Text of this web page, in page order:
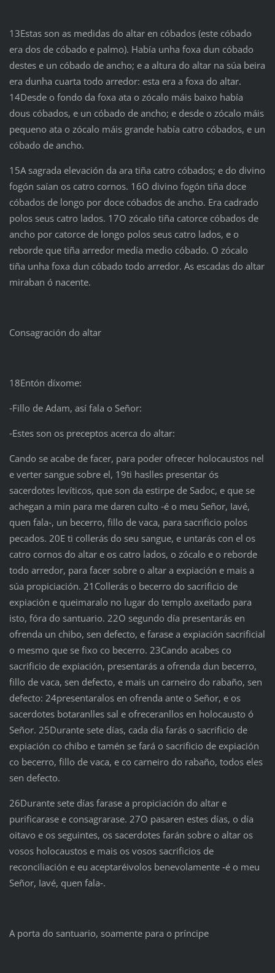
13Estas son as medidas do altar en cóbados (este cóbado
era dos de cóbado e palmo). Había unha foxa dun cóbado
destes e un cóbado de ancho; e a altura do altar na súa beira
era dunha cuarta todo arredor: esta era a foxa do altar.
14Desde o fondo da foxa ata o zócalo máis baixo había
dous cóbados, e un cóbado de ancho; e desde o zócalo máis
pequeno ata o zócalo máis grande había catro cóbados, e un
cóbado de ancho.
15A sagrada elevación da ara tiña catro cóbados; e do divino
fogón saían os catro cornos. 16O divino fogón tiña doce
cóbados de longo por doce cóbados de ancho. Era cadrado
polos seus catro lados. 17O zócalo tiña catorce cóbados de
ancho por catorce de longo polos seus catro lados, e o
reborde que tiña arredor medía medio cóbado. O zócalo
tiña unha foxa dun cóbado todo arredor. As escadas do altar
miraban ó nacente.
Consagración do altar
18Entón díxome:
‑Fillo de Adam, así fala o Señor:
‑Estes son os preceptos acerca do altar:
Cando se acabe de facer, para poder ofrecer holocaustos nel
e verter sangue sobre el, 19ti haslles presentar ós
sacerdotes levíticos, que son da estirpe de Sadoc, e que se
achegan a min para me daren culto ‑é o meu Señor, Iavé,
quen fala‑, un becerro, fillo de vaca, para sacrificio polos
pecados. 20E ti collerás do seu sangue, e untarás con el os
catro cornos do altar e os catro lados, o zócalo e o reborde
todo arredor, para facer sobre o altar a expiación e mais a
súa propiciación. 21Collerás o becerro do sacrificio de
expiación e queimaralo no lugar do templo axeitado para
isto, fóra do santuario. 22O segundo día presentarás en
ofrenda un chibo, sen defecto, e farase a expiación sacrificial
o mesmo que se fixo co becerro. 23Cando acabes co
sacrificio de expiación, presentarás a ofrenda dun becerro,
fillo de vaca, sen defecto, e mais un carneiro do rabaño, sen
defecto: 24presentaralos en ofrenda ante o Señor, e os
sacerdotes botaranlles sal e ofreceranllos en holocausto ó
Señor. 25Durante sete días, cada día farás o sacrificio de
expiación co chibo e tamén se fará o sacrificio de expiación
co becerro, fillo de vaca, e co carneiro do rabaño, todos eles
sen defecto.
26Durante sete días farase a propiciación do altar e
purificarase e consagrarase. 27O pasaren estes días, o día
oitavo e os seguintes, os sacerdotes farán sobre o altar os
vosos holocaustos e mais os vosos sacrificios de
reconciliación e eu aceptaréivolos benevolamente ‑é o meu
Señor, Iavé, quen fala‑.
A porta do santuario, soamente para o príncipe